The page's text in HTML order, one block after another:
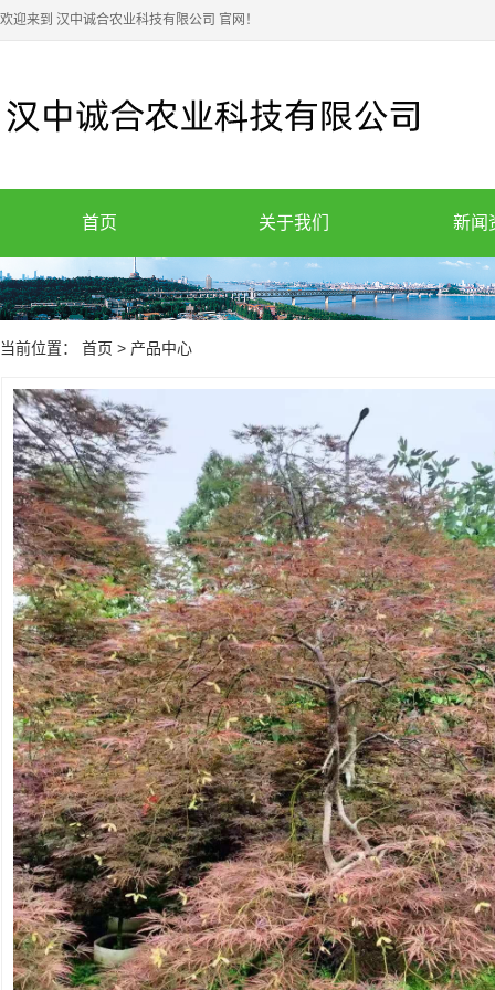
欢迎来到 汉中诚合农业科技有限公司 官网！
首页 关于我们 新闻
当前位置： 首页 > 产品中心